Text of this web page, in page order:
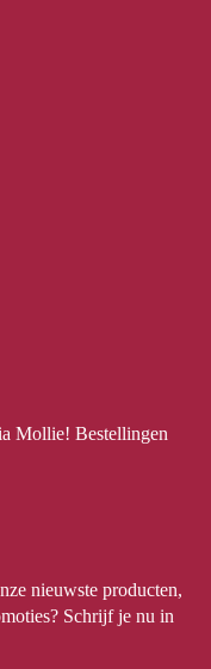
Mollie! Bestellingen
nieuwste producten,
Schrijf je nu in